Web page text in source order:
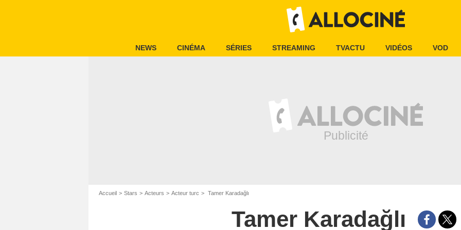
NEWS CINÉMA SÉRIES STREAMING TVACTU VIDÉOS VOD
Accueil Stars Acteurs Acteur turc Tamer Karadağlı
Tamer Karadağlı